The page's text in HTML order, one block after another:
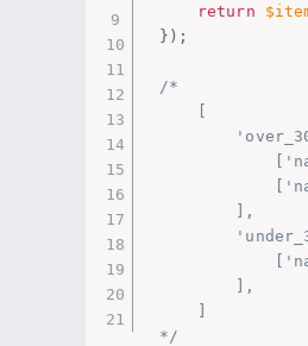
return
} ) ;
/*
    [
        ],
        ],
    ]
*/